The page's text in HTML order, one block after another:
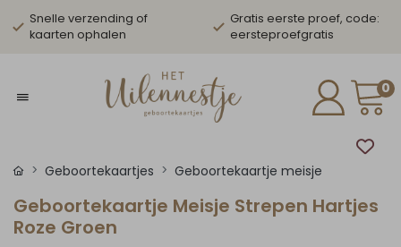
Snelle verzending of
kaarten ophalen
Gratis eerste proef, code:
eersteproefgratis
0
Geboortekaartjes Geboortekaartje meisje
Geboortekaartje Meisje Strepen Hartjes
Roze Groen